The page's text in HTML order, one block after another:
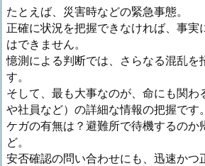
たとえば、災害時などの緊急事態。
正確に状況を把握できなければ、事実
はできません。
憶測による判断では、さらなる混乱を
す。
そして、最も大事なのが、命にも関わ
や社員など）の詳細な情報の把握です。
ケガの有無は？避難所で待機するのか
ど。
安否確認の問い合わせにも、迅速かつ